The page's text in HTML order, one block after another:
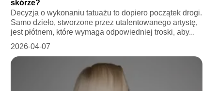
skórze?
Decyzja o wykonaniu tatuażu to dopiero początek drogi.
Samo dzieło, stworzone przez utalentowanego artystę,
jest płótnem, które wymaga odpowiedniej troski, aby...
2026-04-07